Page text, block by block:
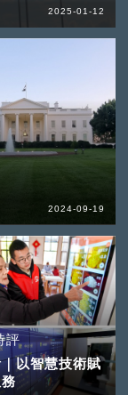
2025-01-12
2024-09-19
評
以智慧技術賦